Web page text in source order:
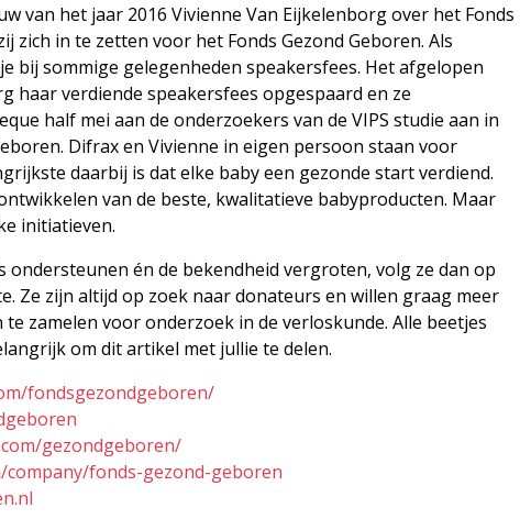
van het jaar 2016 Vivienne Van Eijkelenborg over het Fonds
zich in te zetten voor het Fonds Gezond Geboren. Als
bij sommige gelegenheden speakersfees. Het afgelopen
haar verdiende speakersfees opgespaard en ze
half mei aan de onderzoekers van de VIPS studie aan in
Difrax en Vivienne in eigen persoon staan voor
daarbij is dat elke baby een gezonde start verdiend.
van de beste, kwalitatieve babyproducten. Maar
initiatieven.
ondersteunen én de bekendheid vergroten, volg ze dan op
Ze zijn altijd op zoek naar donateurs en willen graag meer
zamelen voor onderzoek in de verloskunde. Alle beetjes
om dit artikel met jullie te delen.
fondsgezondgeboren/
gezondgeboren/
company/fonds-gezond-geboren